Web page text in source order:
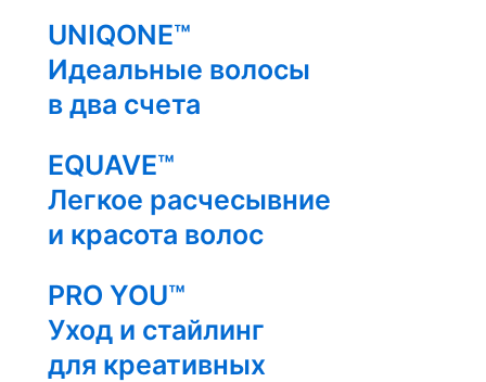
UNIQONE™
Идеальные волосы
в два счета
EQUAVE™
Легкое расчесывние
и красота волос
PRO YOU™
Уход и стайлинг
для креативных